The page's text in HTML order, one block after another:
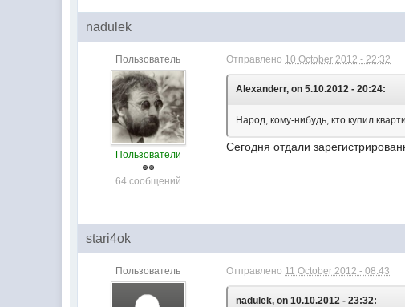
nadulek
Пользователь
Пользователи
64 сообщений
Отправлено 10 October 2012 - 22:32
Alexanderr, on 5.10.2012 - 20:24:
Народ, кому-нибудь, кто купил
Сегодня отдали
stari4ok
Пользователь Отправлено 11 October 2012 - 08:43
nadulek, on 10.10.2012 - 23:32: